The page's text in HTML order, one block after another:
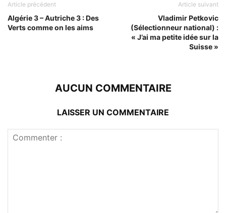
Article précédent
Algérie 3 – Autriche 3 : Des
Verts comme on les aims
Article suivant
Vladimir Petkovic
(Sélectionneur national) :
« J’ai ma petite idée sur la
Suisse »
AUCUN COMMENTAIRE
LAISSER UN COMMENTAIRE